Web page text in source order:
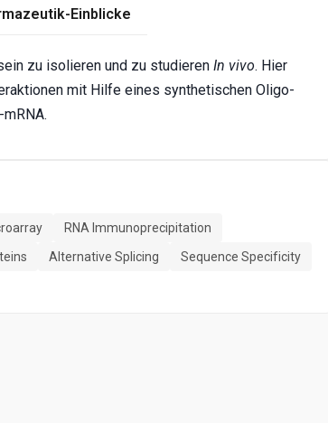
Einblicke
zu isolieren und zu studieren In vivo. Hier
mit Hilfe eines synthetischen Oligo-
RNA Immunoprecipitation
Alternative Splicing
Sequence Specificity